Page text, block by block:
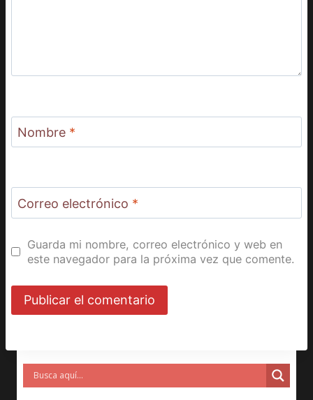
Nombre *
Correo electrónico *
Guarda mi nombre, correo electrónico y web en
este navegador para la próxima vez que comente.